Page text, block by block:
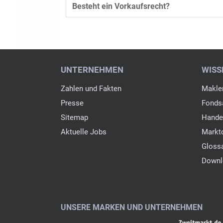
Besteht ein Vorkaufsrecht?